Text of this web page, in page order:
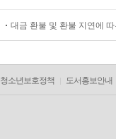
대금 환불 및 환불 지연에
청소년보호정책 도서홍보안내